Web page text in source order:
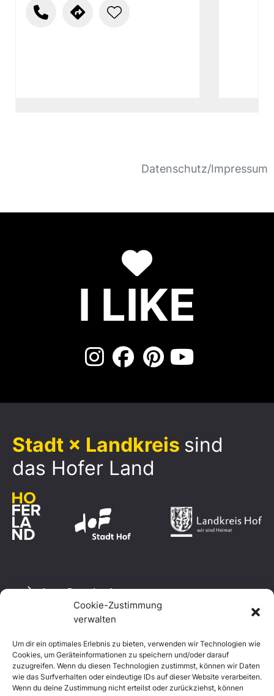
Cookie-Zustimmung
verwalten
Um dir ein optimales Erlebnis zu bieten, verwenden wir Technologien wie
Cookies, um Geräteinformationen zu speichern und/oder darauf
zuzugreifen. Wenn du diesen Technologien zustimmst, können wir Daten
wie das Surfverhalten oder eindeutige IDs auf dieser Website verarbeiten.
Wenn du deine Zustimmung nicht erteilst oder zurückziehst, können
Datenschutz/Impressum
I LIKE
Stadt × Landkreis sind
das Hofer Land
Logo Download
Datenschutzerklärung
Impressum
Cookie-Richtlinie (EU)